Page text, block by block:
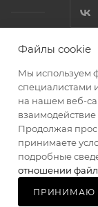
2026 ©
Файлы cookie
Мы используем
специалистами
на нашем веб-
Продолжая
принимаете
подробные
отношении
ПРИНИМАЮ